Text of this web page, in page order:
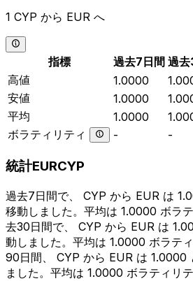
1 CYP から EUR へ
指標 過去7日間 過
高値
1.0000
安値
1.0000
平均
1.0000
ボラティリティ
- -
統計EURCYP
過去7日間で、 CYP から EUR は
移動しました。平均は 1.0000 ボラ
去30日間で、 CYP から EUR は
動しました。平均は 1.0000 ボラテ
90日間、 CYP から EUR は 1.0000
ました。平均は 1.0000 ボラティリ